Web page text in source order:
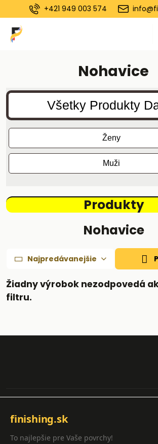
+421 949 003 574
Nohavice
Všetky Produkty
Ženy
Muži
Produkty
Nohavice
Najpredávanejšie
finishing.sk
To najlepšie pre Vaše povrchy!